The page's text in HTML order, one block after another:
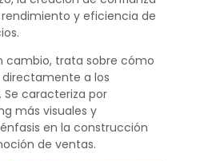
y eficiencia de
cambio, trata sobre cómo
a los
caracteriza por
más visuales y
en la construcción
de ventas.